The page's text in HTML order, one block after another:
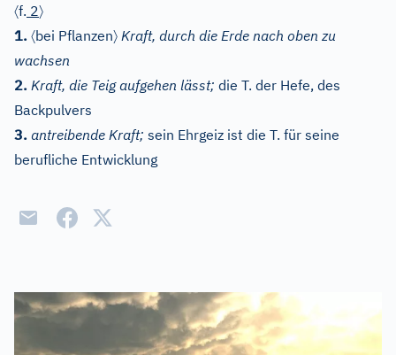
〈f. 2〉
1. 〈bei Pflanzen〉 Kraft, durch die Erde nach oben zu
wachsen
2. Kraft, die Teig aufgehen lässt; die T. der Hefe, des
Backpulvers
3. antreibende Kraft; sein Ehrgeiz ist die T. für seine
berufliche Entwicklung